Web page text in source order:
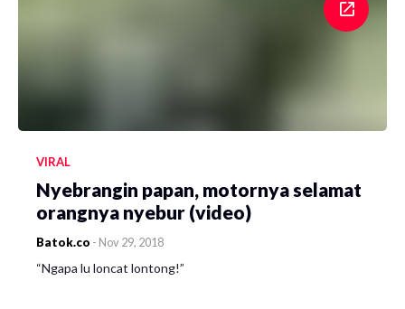
VIRAL
Nyebrangin papan, motornya selamat
orangnya nyebur (video)
Batok.co - Nov 29, 2018
“Ngapa lu loncat lontong!”